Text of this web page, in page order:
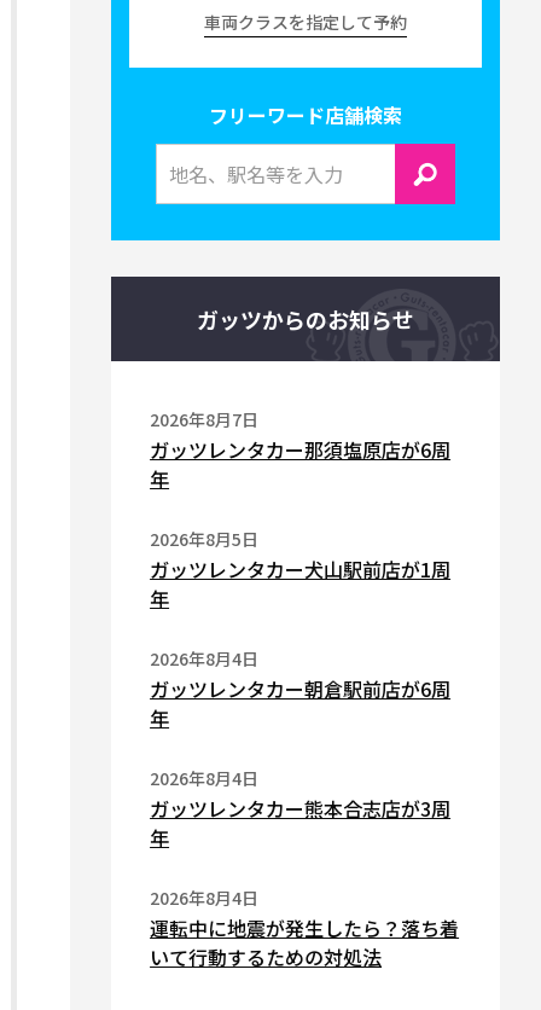
車両クラスを指定して予約
フリーワード店舗検索
ガッツからのお知らせ
2026年8月7日
ガッツレンタカー那須塩原店が6周
年
2026年8月5日
ガッツレンタカー犬山駅前店が1周
年
2026年8月4日
ガッツレンタカー朝倉駅前店が6周
年
2026年8月4日
ガッツレンタカー熊本合志店が3周
年
2026年8月4日
運転中に地震が発生したら？落ち着
いて行動するための対処法